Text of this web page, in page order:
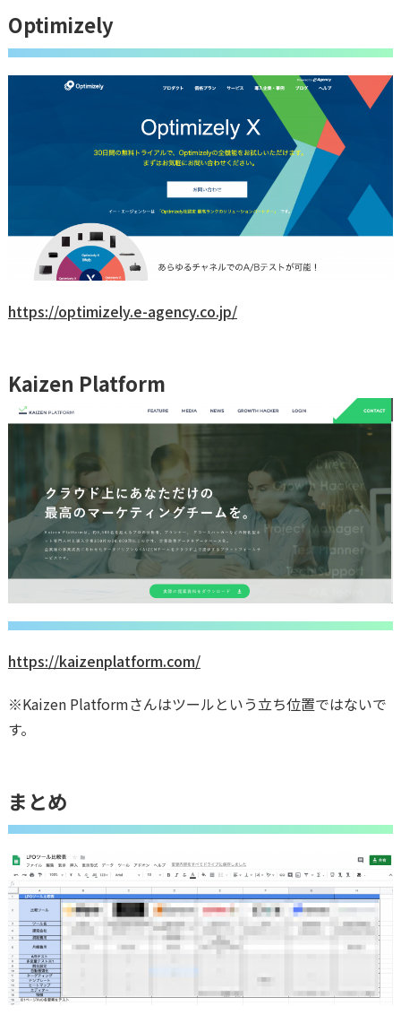
Optimizely
https://optimizely.e-agency.co.jp/
Kaizen Platform
https://kaizenplatform.com/
※Kaizen Platformさんはツールという立ち位置ではないで
す。
まとめ